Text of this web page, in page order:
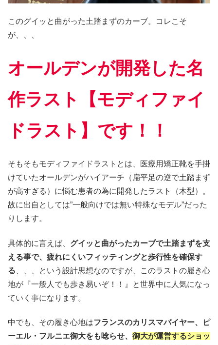
このグイッと曲がった土踏まずのカーブ。コレこそ
が、、、
オールデンが開発した名
作ラスト
【モディファイ
ドラスト】です！！
そもそもモディファイドラストとは、医療用矯正靴を手掛
けていたオールデンがハイアーチ（扁平足の逆で土踏まず
が高すぎる）に悩む患者の為に開発したラスト（木型）。
故に出自としては”一般向けでは無い特殊なモデル”だった
りします。
具体的に言えば、 グイッと曲がったカーブで土踏まずを支
える事で、疲れにくいフィッティングと歩行性を確保す
る 、、、という設計思想なのですが、このラストの履き心
地が『一般人でも歩き易いぞ！！』と世界中に人気になっ
ていく事になります。
中でも、その履き心地はフランスのカリスマバイヤー、ピ
ーエル・フルニエ御大をも唸らせ、 御大が運営するショッ